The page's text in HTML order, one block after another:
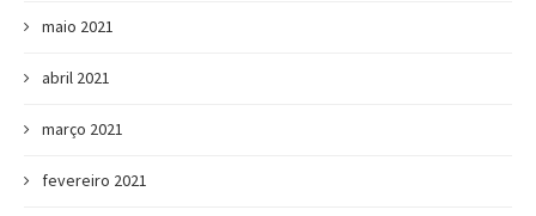
maio 2021
abril 2021
março 2021
fevereiro 2021